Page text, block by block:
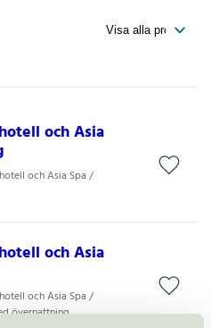
och Asia
och Asia Spa /
och Asia
och Asia Spa /
övernattning